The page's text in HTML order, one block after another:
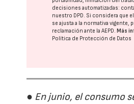
decisiones automatizadas:
nuestro DPD. Si considera que
se ajusta a la normativa vigente,
reclamación ante laAEPD.Más
Política de Protección de Datos
● En junio, el consumo